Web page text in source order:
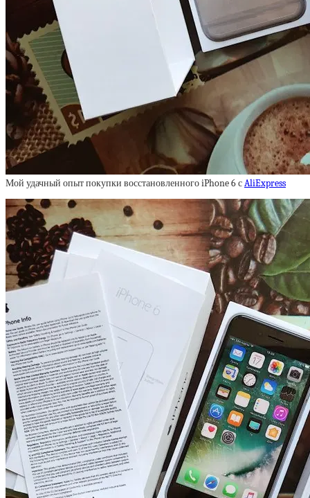
Мой удачный опыт покупки восстановленного iPhone 6 сAliExpress